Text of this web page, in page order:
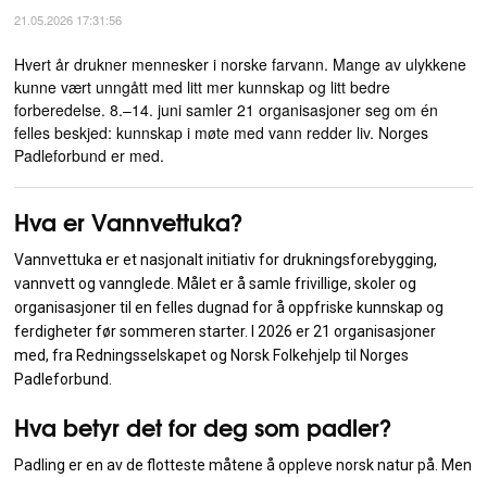
21.05.2026 17:31:56
Hvert år drukner mennesker i norske farvann. Mange av ulykkene
kunne vært unngått med litt mer kunnskap og litt bedre
forberedelse. 8.–14. juni samler 21 organisasjoner seg om én
felles beskjed: kunnskap i møte med vann redder liv. Norges
Padleforbund er med.
Hva er Vannvettuka?
Vannvettuka er et nasjonalt initiativ for drukningsforebygging,
vannvett og vannglede. Målet er å samle frivillige, skoler og
organisasjoner til en felles dugnad for å oppfriske kunnskap og
ferdigheter før sommeren starter. I 2026 er 21 organisasjoner
med, fra Redningsselskapet og Norsk Folkehjelp til Norges
Padleforbund.
Hva betyr det for deg som padler?
Padling er en av de flotteste måtene å oppleve norsk natur på. Men